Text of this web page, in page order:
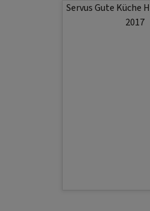
Servus Gute Küche
2017